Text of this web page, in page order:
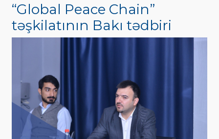
“Global Peace Chain”
təşkilatının Bakı tədbiri